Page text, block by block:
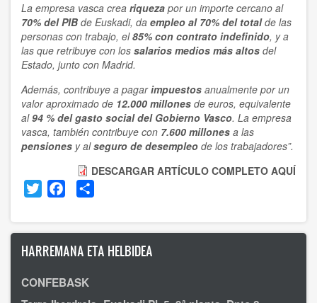
La empresa vasca crea riqueza por un importe cercano al
70% del PIB de Euskadi, da empleo al 70% del totalde las
personas con trabajo, el85% con contrato indefinido, y a
las que retribuye con los salarios medios más altos del
Estado, junto con Madrid.
Además, contribuye a pagarimpuestos anualmente por un
valor aproximado de 12.000 millones de euros, equivalente
al94 % del gasto social del Gobierno Vasco. La empresa
vasca, también contribuye con 7.600 millones a las
pensiones y alseguro de desempleo de los trabajadores”.
DESCARGAR ARTÍCULO COMPLETO AQUÍ
Twitter Facebook
HARREMANA ETA HELBIDEA
CONFEBASK